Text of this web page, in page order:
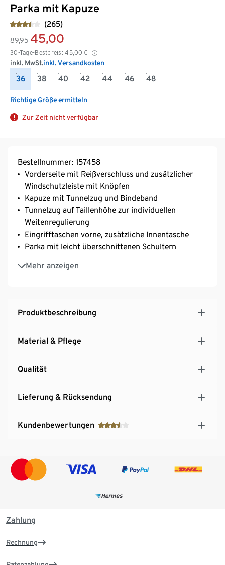
Parka mit Kapuze
(265)
89,95 45,00
30-Tage-Bestpreis: 45,00 €
inkl. MwSt.inkl. Versandkosten
36 38 40 42 44 46 48
Richtige Größe ermitteln
Zur Zeit nicht verfügbar
Bestellnummer: 157458
Vorderseite mit Reißverschluss und zusätzlicher
Windschutzleiste mit Knöpfen
Kapuze mit Tunnelzug und Bindeband
Tunnelzug auf Taillenhöhe zur individuellen
Weitenregulierung
Eingrifftaschen vorne, zusätzliche Innentasche
Parka mit leicht überschnittenen Schultern
Mehr anzeigen
Ärmelabschluss mit justierbarem Riegel
Saum mit Schlitz und Tunnelzug für optimale
Rückenpartie
Produktbeschreibung
Material & Pflege
Qualität
Lieferung & Rücksendung
Kundenbewertungen
Zahlung
Rechnung